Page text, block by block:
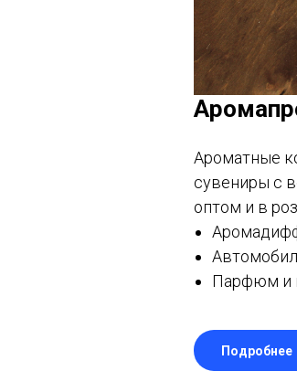
Ароматные
сувениры с
оптом и в
Парфюм и
Подробнее